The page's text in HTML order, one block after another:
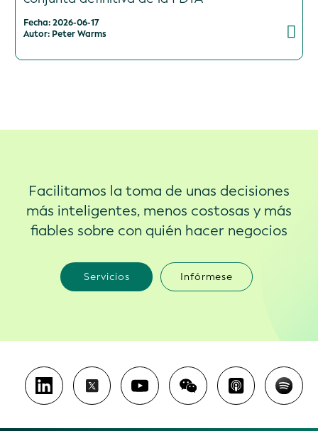
Fecha: 2026-06-17
Autor: Peter Warms
Facilitamos la toma de unas decisiones
más inteligentes, menos costosas y más
fiables sobre con quién hacer negocios
Servicios Infórmese